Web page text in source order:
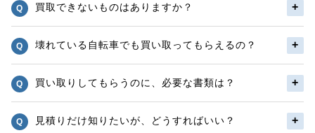
買取できないものはありますか？
壊れている自転車でも買い取ってもらえるの？
買い取りしてもらうのに、必要な書類は？
見積りだけ知りたいが、どうすればいい？